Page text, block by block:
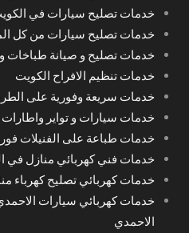
خدمات تصليح سيارات في
خدمات تصليح سيارات من كل
خدمات تصليح و صيانة طباخات
خدمات تنظيم الافراح الكويت
خدمات سريعة وفورية على
خدمات سيارات و تواير
خدمات طباعة على الفنيلات
خدمات فني كهربائي منازل في
خدمات كهربائي تصليح كهرباء
خدمات كهربائي سيارات
الاحمدي